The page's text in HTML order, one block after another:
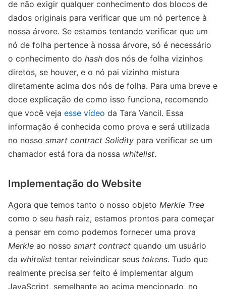
de não exigir qualquer conhecimento dos blocos de
dados originais para verificar que um nó pertence à
nossa árvore. Se estamos tentando verificar que um
nó de folha pertence à nossa árvore, só é necessário
o conhecimento do hash dos nós de folha vizinhos
diretos, se houver, e o nó pai vizinho mistura
diretamente acima dos nós de folha. Para uma breve e
doce explicação de como isso funciona, recomendo
que você veja esse vídeo da Tara Vancil. Essa
informação é conhecida como prova e será utilizada
no nosso smart contract Solidity para verificar se um
chamador está fora da nossa whitelist.
Implementação do Website
Agora que temos tanto o nosso objeto Merkle Tree
como o seu hash raiz, estamos prontos para começar
a pensar em como podemos fornecer uma prova
Merkle ao nosso smart contract quando um usuário
da whitelist tentar reivindicar seus tokens. Tudo que
realmente precisa ser feito é implementar algum
JavaScript, semelhante ao acima mencionado, no